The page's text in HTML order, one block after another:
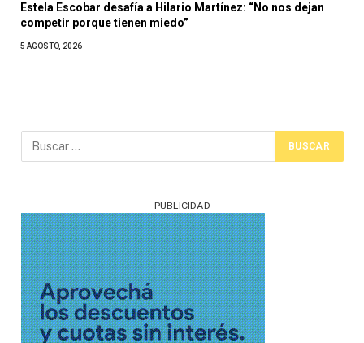
Estela Escobar desafía a Hilario Martínez: “No nos dejan
competir porque tienen miedo”
5 AGOSTO, 2026
PUBLICIDAD